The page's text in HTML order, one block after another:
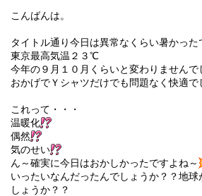
こんばんは。
タイトル通り今日は異常なくらい暑かった
東京最高気温２３℃
今年の９月１０月くらいと変わりませんで
おかげでＹシャツだけでも問題なく快適で
これって・・・
温暖化
偶然
気のせい
ん～確実に今日はおかしかったですよね～
いったいなんだったんでしょうか？？地
しょうか？？